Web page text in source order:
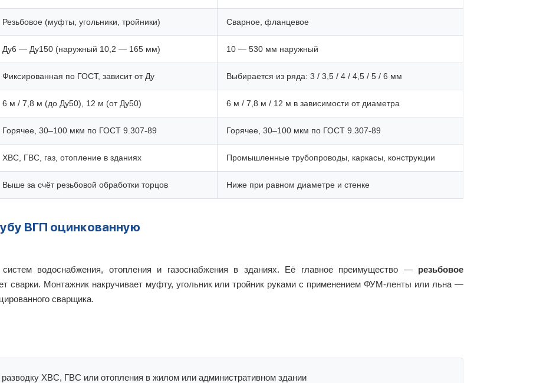
Резьбовое (муфты, угольники, тройники) Сварное, фланцевое
Ду6 — Ду150 (наружный 10,2 — 165 мм) 10 — 530 мм наружный
Фиксированная по ГОСТ, зависит от Ду Выбирается из ряда: 3 / 3,5 / 4 / 4,5 / 5 / 6 мм
6 м / 7,8 м (до Ду50), 12 м (от Ду50) 6 м / 7,8 м / 12 м в зависимости от диаметра
Горячее, 30–100 мкм по ГОСТ 9.307-89 Горячее, 30–100 мкм по ГОСТ 9.307-89
ХВС, ГВС, газ, отопление в зданиях Промышленные трубопроводы, каркасы, конструкции
Выше за счёт резьбовой обработки торцов Ниже при равном диаметре и стенке
ВГП оцинкованную
водоснабжения, отопления и газоснабжения в зданиях. Её главное преимущество — резьбовое
сварки. Монтажник накручивает муфту, угольник или тройник руками с применением ФУМ-ленты или льна —
сварщика.
ХВС, ГВС или отопления в жилом или административном здании